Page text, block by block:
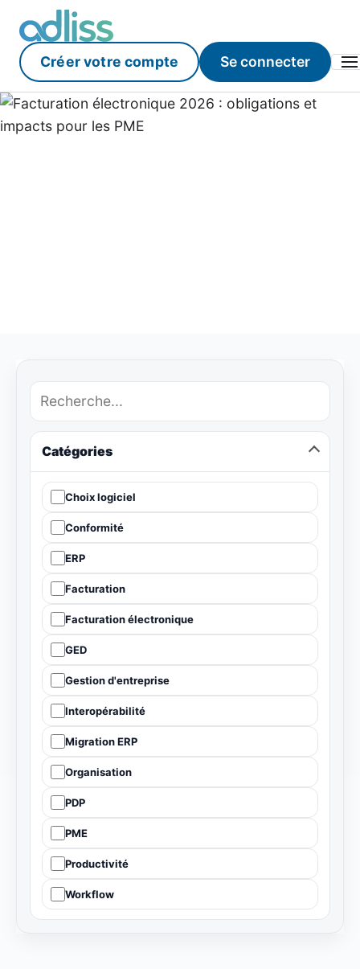
Créer votre compte Se connecter
Catégories
Choix logiciel
Conformité
ERP
Facturation
Facturation électronique
GED
Gestion d'entreprise
Interopérabilité
Migration ERP
Organisation
PDP
PME
Productivité
Workflow